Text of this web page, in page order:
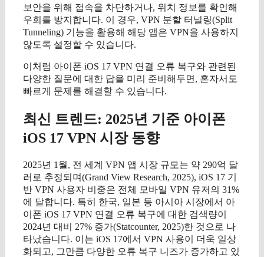
보안을 위해 접속을 차단하거나, 위치 정보를 확인해
우회를 방지합니다. 이 경우, VPN 분할 터널링(Split
Tunneling) 기능을 활용해 해당 앱은 VPN을 사용하지
않도록 설정할 수 있습니다.
이처럼 아이폰 iOS 17 VPN 연결 오류 복구와 관련된
다양한 질문에 대한 답을 미리 준비해두면, 혼자서도
빠르게 문제를 해결할 수 있습니다.
최신 트렌드: 2025년 기준 아이폰
iOS 17 VPN 시장 동향
2025년 1월, 전 세계 VPN 앱 시장 규모는 약 290억 달
러로 추정되며(Grand View Research, 2025), iOS 17 기
반 VPN 사용자 비중은 전체 모바일 VPN 유저의 31%
에 달합니다. 특히 한국, 일본 등 아시아 시장에서 아
이폰 iOS 17 VPN 연결 오류 복구에 대한 검색량이
2024년 대비 27% 증가(Statcounter, 2025)한 것으로 나
타났습니다. 이는 iOS 17에서 VPN 사용이 더욱 일상
화되고, 그만큼 다양한 오류 복구 니즈가 증가하고 있